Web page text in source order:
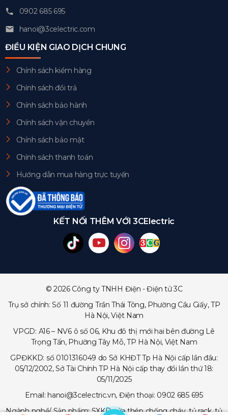
0902 685 695
hanoi@3celectric.com
ĐIỀU KIỆN GIAO DỊCH CHUNG
Chính sách kiểm hàng
Chính sách đổi trả
Chính sách bảo hành
Chính sách vận chuyển
Chính sách bảo mật
Chính sách thanh toán
Hướng dẫn mua hàng trực tuyến
KẾT NỐI THÊM VỚI 3CElectric
© 2026 Công ty TNHH Điện - Điện tử 3C
Trụ sở chính: Số 11 đường Trần Thái Tông, Phường Cầu Giấy, TP
Hà Nội, Việt Nam
VPGD: A16 – NV6 ô số 06, Khu đô thị mới hai bên đường Lê
Trọng Tấn, Phường Tây Mỗ, TP Hà Nội, Việt Nam
GPĐKKD: số 0101316049 do Sở KHĐT Tp Hà Nội cấp lần đầu:
05/12/2002, Sở Tài Chính TP Hà Nội cấp thay đổi lần thứ 18:
05/11/2025
Email: hanoi@3celectric.vn, Điện thoại: 0902 685 695
Ngành nghề/ Sản phẩm: SXKD cửa thép chống cháy, tủ rack, tủ